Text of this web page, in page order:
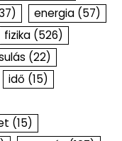
energia (57)
fizika (526)
(22)
idő (15)
(15)